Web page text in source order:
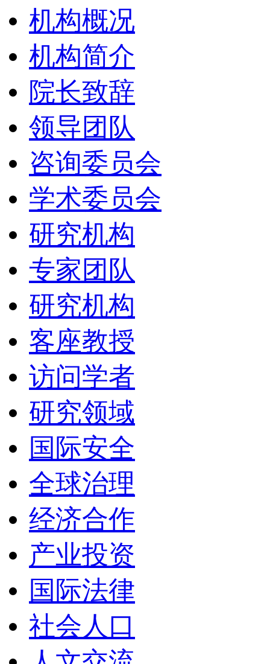
机构概况
机构简介
院长致辞
领导团队
咨询委员会
学术委员会
研究机构
专家团队
研究机构
客座教授
访问学者
研究领域
国际安全
全球治理
经济合作
产业投资
国际法律
社会人口